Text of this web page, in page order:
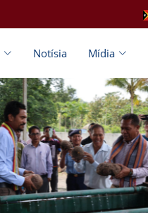
Notísia Mídia